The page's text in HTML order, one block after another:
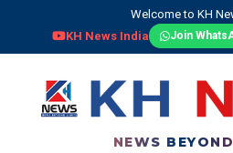
Welcome to KH
KH News India
Join
NEWS